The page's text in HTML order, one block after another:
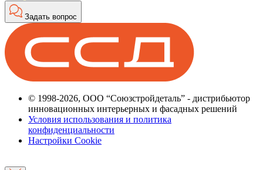
Задать вопрос
© 1998-2026, ООО “Союзстройдеталь” - дистрибьютор
инновационных интерьерных и фасадных решений
Условия использования и политика
конфиденциальности
Настройки Cookie